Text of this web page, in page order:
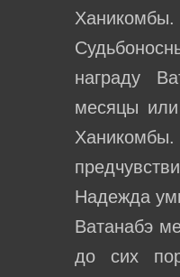
Ханикомбы.
награду
месяцы или
Надежда
Ватанабэ
до сих